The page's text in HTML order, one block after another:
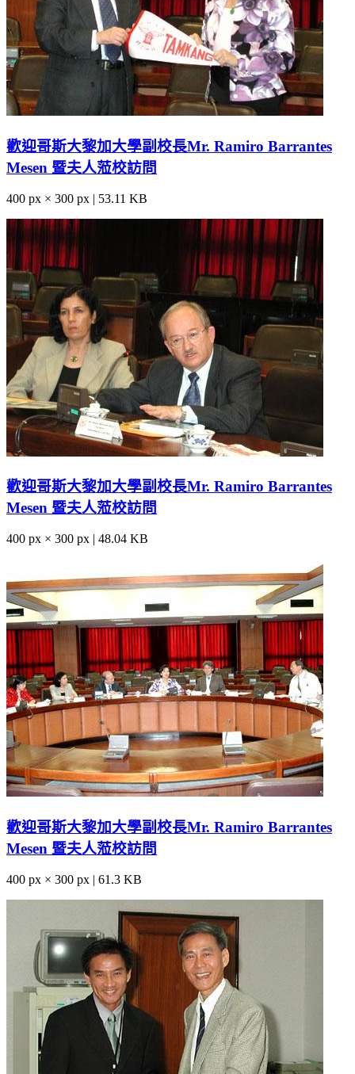
歡迎哥斯大黎加大學副校長Mr. Ramiro Barrantes
Mesen 暨夫人蒞校訪問
400 px × 300 px | 53.11 KB
歡迎哥斯大黎加大學副校長Mr. Ramiro Barrantes
Mesen 暨夫人蒞校訪問
400 px × 300 px | 48.04 KB
歡迎哥斯大黎加大學副校長Mr. Ramiro Barrantes
Mesen 暨夫人蒞校訪問
400 px × 300 px | 61.3 KB